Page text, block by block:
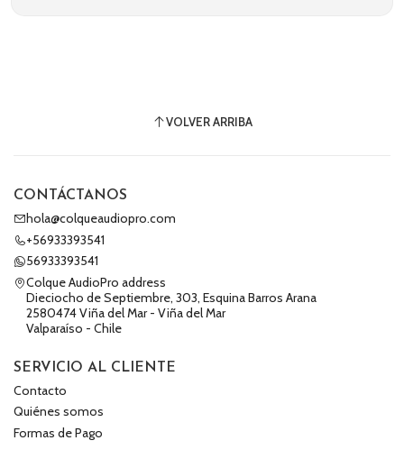
VOLVER ARRIBA
CONTÁCTANOS
hola@colqueaudiopro.com
+56933393541
56933393541
Colque AudioPro address
Dieciocho de Septiembre, 303, Esquina Barros Arana
2580474 Viña del Mar - Viña del Mar
Valparaíso - Chile
SERVICIO AL CLIENTE
Contacto
Quiénes somos
Formas de Pago